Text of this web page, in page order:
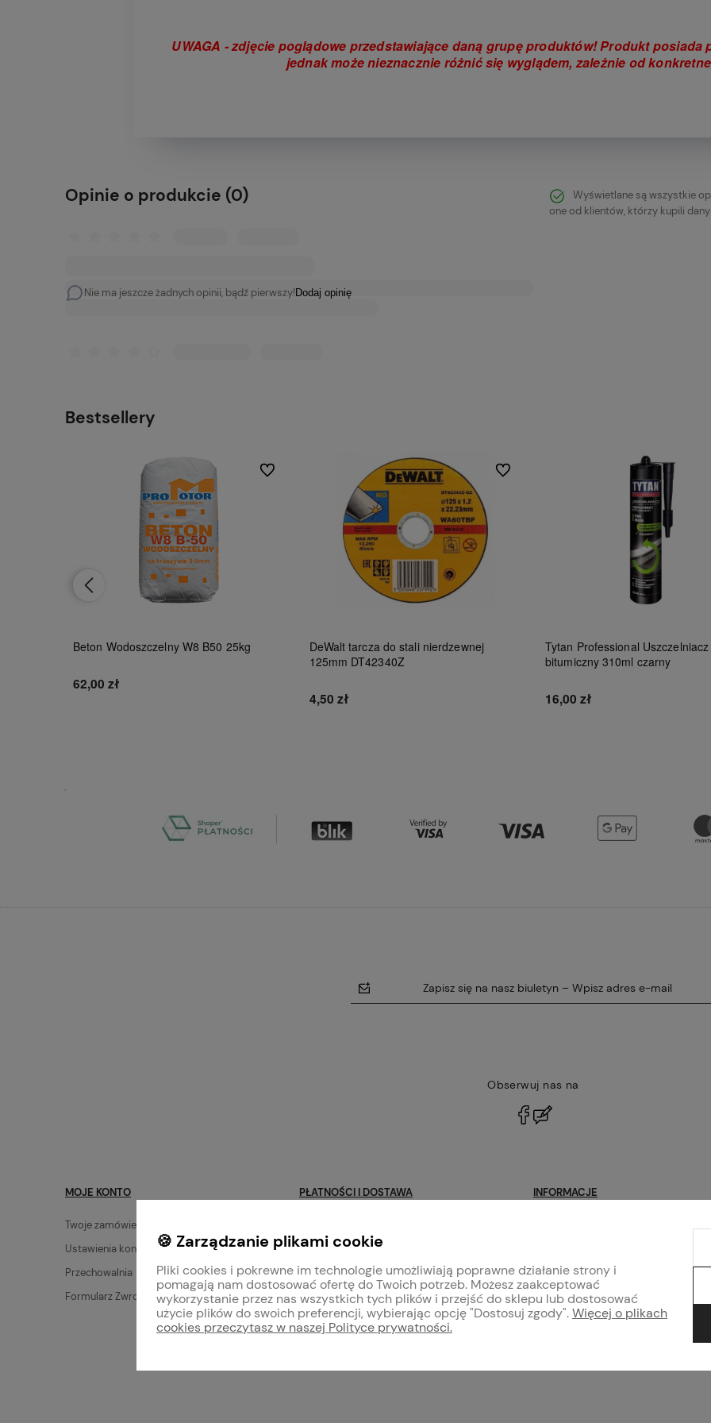
UWAGA - zdjęcie poglądowe przedstawiające daną grupę produktów! Produkt
jednak może nieznacznie różnić się wyglądem, zależnie od
Opinie o produkcie (0)
Nie ma jeszcze żadnych opinii, bądź pierwszy! Dodaj opinię
Wyświetlane są wszystkie
one od klientów, którzy kupili
Bestsellery
Beton Wodoszczelny W8 B50 25kg
62,00 zł
Do ulubionych
DeWalt tarcza do stali nierdzewnej
125mm DT42340Z
4,50 zł
Do ulubionych
Tytan Professional
bitumiczny 310ml czarny
16,00 zł
Zapisz się na nasz biuletyn – Wpisz adres e-mail
Obserwuj nas na
MOJE KONTO
Twoje zamówienia
Ustawienia konta
Przechowalnia
Formularz Zwrotów
PŁATNOŚCI I DOSTAWA
Zwroty i reklamacje
Płatności
Mieszanie farb i tynków
INFORMACJE
Regulaminy
Polityka prywatności
🍪 Zarządzanie plikami cookie
Pliki cookies i pokrewne im technologie umożliwiają poprawne działanie strony i
pomagają nam dostosować ofertę do Twoich potrzeb. Możesz zaakceptować
wykorzystanie przez nas wszystkich tych plików i przejść do sklepu lub dostosować
użycie plików do swoich preferencji, wybierając opcję "Dostosuj zgody".Więcej o plikach
cookies przeczytasz w naszej Polityce prywatności.